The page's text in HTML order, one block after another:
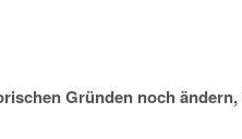
Gründen noch ändern,